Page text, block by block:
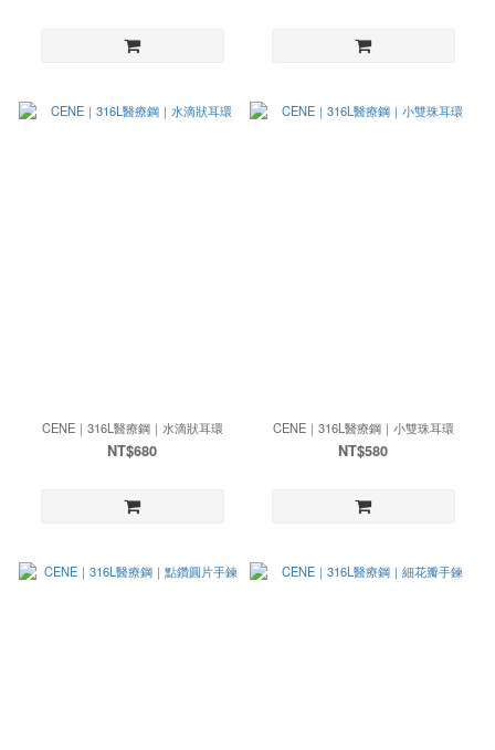
CENE｜316L醫療鋼｜水滴狀耳環
NT$680
CENE｜316L醫療鋼｜小雙珠耳環
NT$580